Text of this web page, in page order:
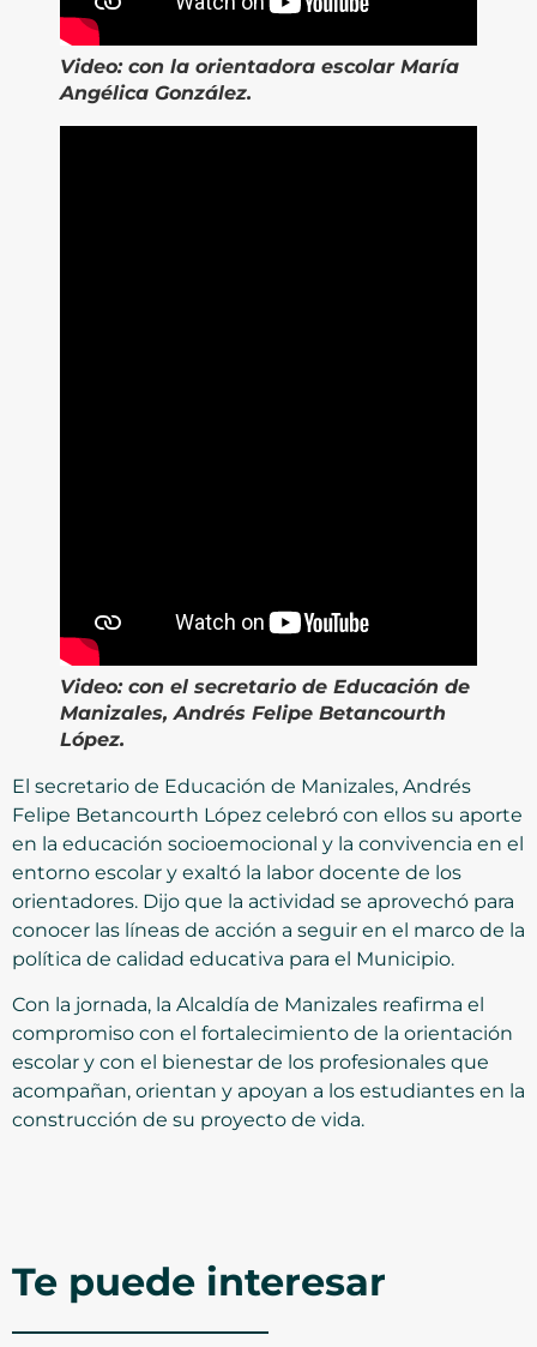
Video:con la orientadora escolar María
Angélica González.
Video: con el secretario de Educación de
Manizales, Andrés Felipe Betancourth
López.
El secretario de Educación de Manizales, Andrés
Felipe Betancourth López celebró con ellos su aporte
en la educación socioemocional y la convivencia en el
entorno escolar y exaltó la labor docente de los
orientadores. Dijo que la actividad se aprovechó para
conocer las líneas de acción a seguir en el marco de la
política de calidad educativa para el Municipio.
Con la jornada, la Alcaldía de Manizales reafirma el
compromiso con el fortalecimiento de la orientación
escolar y con el bienestar de los profesionales que
acompañan, orientan y apoyan a los estudiantes en la
construcción de su proyecto de vida.
Te puede interesar